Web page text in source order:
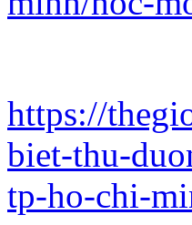
https://
biet-thu-
tp-ho-chi-